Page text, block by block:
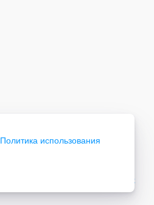
Политика использования